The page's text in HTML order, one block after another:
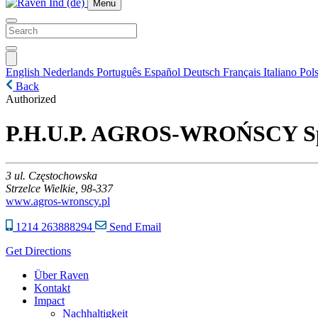
Menu
English Nederlands Português Español Deutsch Français Italiano
Back
Authorized
P.H.U.P. AGROS-WROŃSCY
3 ul. Częstochowska
Strzelce Wielkie, 98-337
www.agros-wronscy.pl
1214 263888294
Send Email
Get Directions
Über Raven
Kontakt
Impact
Nachhaltigkeit